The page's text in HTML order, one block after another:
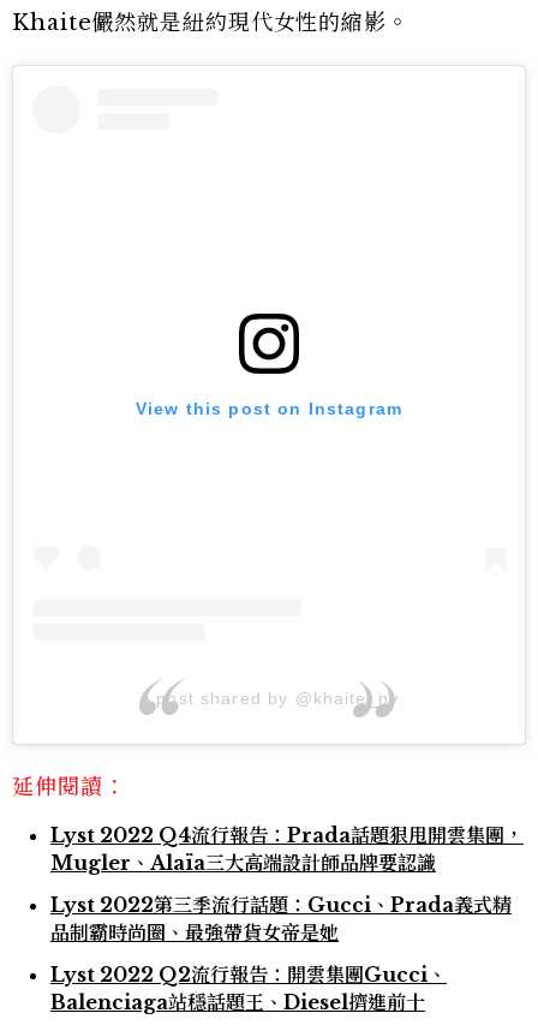
Khaite儼然就是紐約現代女性的縮影。
View this post on Instagram
A post shared by @khaite_ny
延伸閱讀：
Lyst 2022 Q4流行報告：Prada話題狠甩開雲集團，
Mugler、Alaïa三大高端設計師品牌要認識
Lyst 2022第三季流行話題：Gucci、Prada義式精
品制霸時尚圈、最強帶貨女帝是她
Lyst 2022 Q2流行報告：開雲集團Gucci、
Balenciaga站穩話題王、Diesel擠進前十